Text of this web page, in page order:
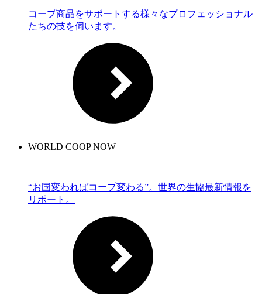
コープ商品をサポートする様々なプロフェッショナル
たちの技を伺います。
WORLD COOP NOW
“お国変わればコープ変わる”。世界の生協最新情報を
リポート。